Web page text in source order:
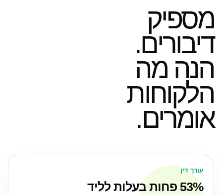
מספיק
דיבורים.
הנה מה
הלקוחות
אומרים.
עורך דין
53% פחות בעלות לליד